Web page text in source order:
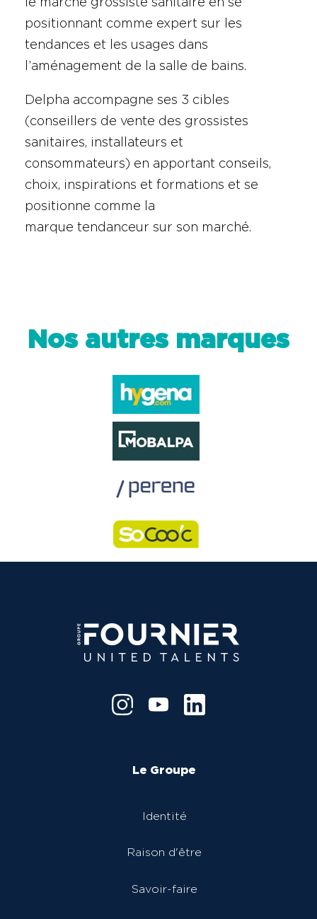
le marché grossiste sanitaire en se
positionnant comme expert sur les
tendances et les usages dans
l’aménagement de la salle de bains.
Delpha accompagne ses 3 cibles
(conseillers de vente des grossistes
sanitaires, installateurs et
consommateurs) en apportant conseils,
choix, inspirations et formations et se
positionne comme la
marque tendanceur sur son marché.
Nos autres marques
Le Groupe
Identité
Raison d'être
Savoir-faire